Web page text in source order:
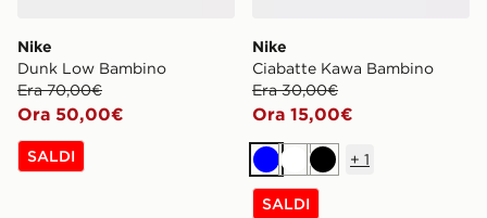
Nike
Dunk Low Bambino
Era 70,00€
Ora 50,00€
SALDI
Nike
Ciabatte Kawa Bambino
Era 30,00€
Ora 15,00€
BluBianco
Nero
+ 1
SALDI